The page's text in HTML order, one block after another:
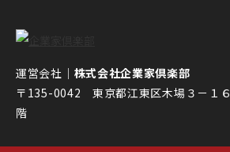
運営会社｜ 株式会社企業家倶楽部
〒135-0042 東京都江東区木場３－１
階